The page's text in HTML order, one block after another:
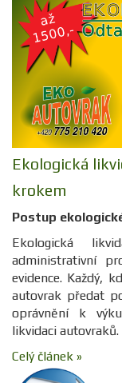
Ekologická
krokem
Postup
Ekologická
administrativní
evidence. Každý,
autovrak předat
oprávnění k
likvidaci autovraků.
Celý článek »